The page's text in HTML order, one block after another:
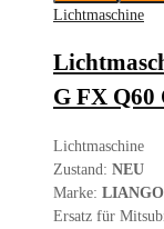
Lichtmaschine
G FX Q60
Lichtmaschine
Zustand: NEU
Marke:
Ersatz für